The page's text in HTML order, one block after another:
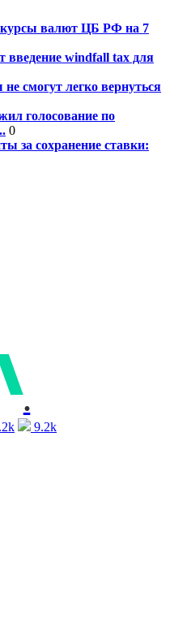
валют ЦБ РФ на 7
введение windfall tax для
смогут легко вернуться
голосование по
0
за сохранение ставки:
.
9.2k